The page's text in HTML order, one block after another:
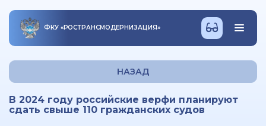
ФКУ «РОСТРАНСМОДЕРНИЗАЦИЯ»
НАЗАД
В 2024 году российские верфи планируют
сдать свыше 110 гражданских судов